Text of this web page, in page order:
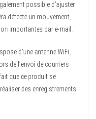
possible d’ajuster
détecte un mouvement,
importantes par e-mail.
d’une antenne WiFi,
de l’envoi de courriers
que ce produit se
des enregistrements